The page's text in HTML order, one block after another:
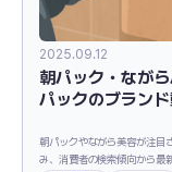
2025.09.12
朝パック・なが
パックのブラン
朝パックやながら美容が注目
み、消費者の検索傾向から最